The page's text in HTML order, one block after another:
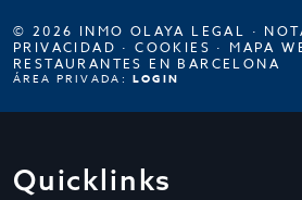
© 2026 INMO OLAYA LEGAL ·
PRIVACIDAD ·COOKIES · MAPA
RESTAURANTES EN BARCELONA
ÁREA PRIVADA: LOGIN
Quicklinks